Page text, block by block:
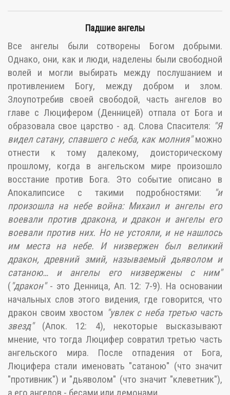
Падшие ангелы
Все ангелы были сотворены Богом добрыми.
Однако, они, как и люди, наделены были свободной
волей и могли выбирать между послушанием и
противлением Богу, между добром и злом.
Злоупотребив своей свободой, часть ангелов во
главе с Люцифером (Денницей) отпала от Бога и
образовала свое царство - ад. Слова Спасителя: "Я
видел сатану, спавшего с неба, как молния"можно
отнести к тому далекому, доисторическому
прошлому, когда в ангельском мире произошло
восстание против Бога. Это событие описано в
Апокалипсисе с такими подробностями:
"и
произошла на небе война: Михаил и ангелы его
воевали против дракона, и дракон и ангелы его
воевали против них. Но не устояли, и не нашлось
им места на небе. И низвержен был великий
дракон, древний змий, называемый дьяволом и
сатаною… и ангелы его низвержены с ним"
( "дракон"- это Денница, Ап. 12: 7-9). На основании
начальных слов этого видения, где говорится, что
дракон своим хвостом "увлек с неба третью часть
звезд"(Апок. 12: 4), некоторые высказывают
мнение, что тогда Люцифер совратил третью часть
ангельского мира. После отпадения от Бога,
Люцифера стали именовать "сатаною" (что значит
"противник") и "дьяволом" (что значит "клеветник"),